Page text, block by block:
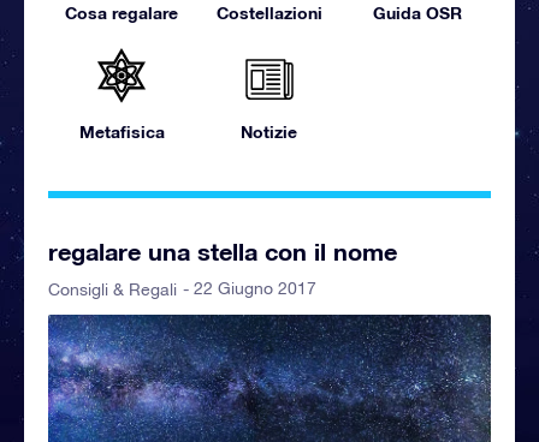
Cosa regalare Costellazioni Guida OSR
Metafisica Notizie
regalare una stella con il nome
Consigli & Regali - 22 Giugno 2017